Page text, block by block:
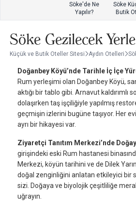
Söke'de Ne
Yapılır?
Söke
Butik
Söke Gezilecek
Küçük ve Butik Oteller Sitesi Aydın Otelleri
Doğanbey Köyü’nde Tarihle İç İçe
Rum yerleşimi olan Doğanbey Köyü,
aktığı bir tablo gibi. Arnavut kaldırımlı
dolaşırken taş işçiliğiyle yapılmış
geçmişin izlerini bugüne taşıyor. Her
ayrı bir hikayesi var.
Ziyaretçi Tanıtım Merkezi’nde
girişindeki eski Rum hastanesi
Merkezi, köyün tarihini ve de Dilek
doğal zenginliğini anlatan etkileyici bir
sizi. Doğaya ve biyolojik çeşitliliğe
uğrayın.